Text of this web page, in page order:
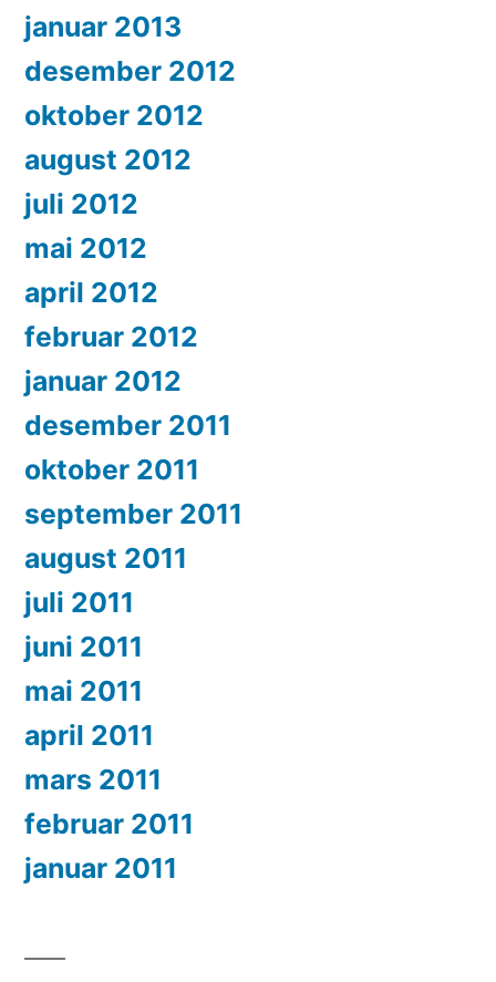
januar 2013
desember 2012
oktober 2012
august 2012
juli 2012
mai 2012
april 2012
februar 2012
januar 2012
desember 2011
oktober 2011
september 2011
august 2011
juli 2011
juni 2011
mai 2011
april 2011
mars 2011
februar 2011
januar 2011